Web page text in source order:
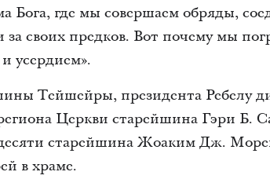
Бога, где мы совершаем обряды,
своих предков. Вот почему мы
усердием».
Тейшейры, президента Ребелу
Церкви старейшина Гэри Б.
старейшина Жоаким Дж.
в храме.